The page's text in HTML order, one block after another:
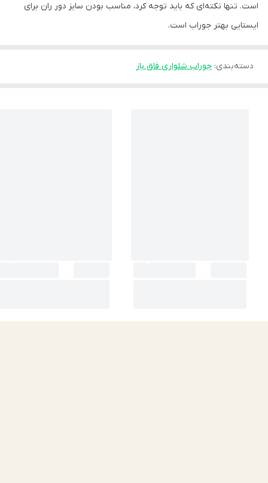
است. تنها نکته‌ای که باید توجه کرد، مناسب بودن سایز دور ران برای
ایستایی بهتر جوراب است.
دسته‌بندی: جوراب شلواری فاق باز